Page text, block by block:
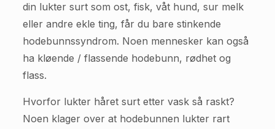
din lukter surt som ost, fisk, våt hund, sur melk
eller andre ekle ting, får du bare stinkende
hodebunnssyndrom. Noen mennesker kan også
ha kløende / flassende hodebunn, rødhet og
flass.
Hvorfor lukter håret surt etter vask så raskt?
Noen klager over at hodebunnen lukter rart